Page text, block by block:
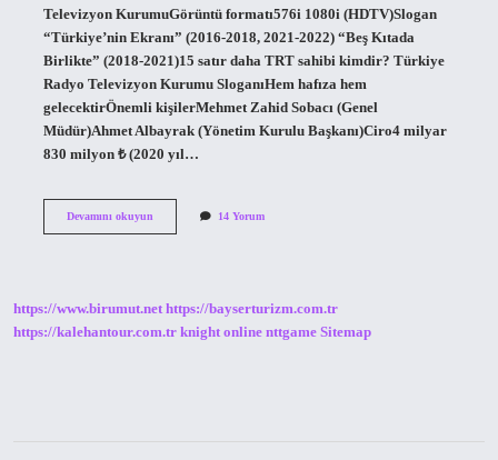
Televizyon KurumuGörüntü formatı576i 1080i (HDTV)Slogan
“Türkiye’nin Ekranı” (2016-2018, 2021-2022) “Beş Kıtada
Birlikte” (2018-2021)15 satır daha TRT sahibi kimdir? Türkiye
Radyo Televizyon Kurumu SloganıHem hafıza hem
gelecektirÖnemli kişilerMehmet Zahid Sobacı (Genel
Müdür)Ahmet Albayrak (Yönetim Kurulu Başkanı)Ciro4 milyar
830 milyon ₺ (2020 yıl…
Devamını okuyunTrtnin
14 Yorum
https://www.birumut.net https://bayserturizm.com.tr
https://kalehantour.com.tr knight online nttgame Sitemap